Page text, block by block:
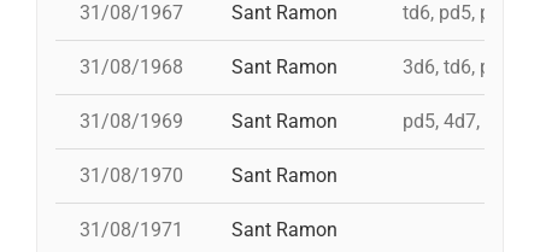
31/08/1967 Sant Ramon td6, pd5, pd5,
31/08/1968 Sant Ramon 3d6, td6, pd5,
31/08/1969 Sant Ramon pd5, 4d7, i td7,
31/08/1970 Sant Ramon
31/08/1971 Sant Ramon